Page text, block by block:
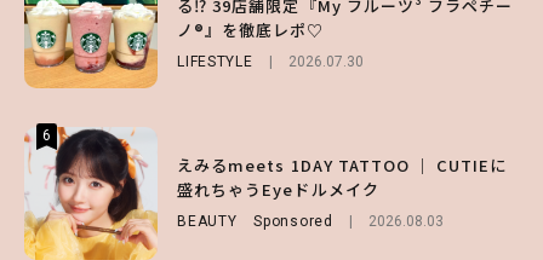
る⁉ 39店舗限定『My フルーツ³ フラペチー
ノ®』を徹底レポ♡
LIFESTYLE 2026.07.30
6
えみるmeets 1DAY TATTOO ｜ CUTIEに
盛れちゃうEyeドルメイク
BEAUTY Sponsored 2026.08.03
ッドな秋はじめ｜2026秋の新作コーデ4選
6
【ALD1】グループの魅力＆素顔に迫る♡ 一
問一答をお届け！【sweet web独占】
ENTERTAINMENT 2026.08.03
第1弾の気になるメニュー＆限定グッズを総
チェック！
LIFESTYLE 2026.07.31
6
【GU】夏の“主役級”アイテム決定！ヘルシ
ー＆可愛すぎる「大人の肌見せ」トップス3
選
2026.07.19